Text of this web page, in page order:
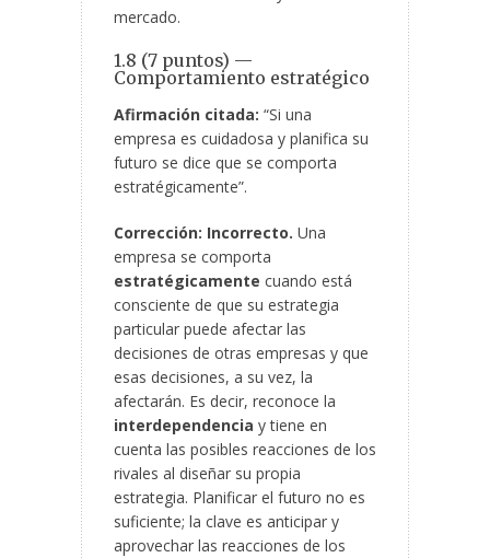
mercado.
1.8 (7 puntos) —
Comportamiento estratégico
Afirmación citada: “Si una
empresa es cuidadosa y planifica su
futuro se dice que se comporta
estratégicamente”.
Corrección: Incorrecto. Una
empresa se comporta
estratégicamente cuando está
consciente de que su estrategia
particular puede afectar las
decisiones de otras empresas y que
esas decisiones, a su vez, la
afectarán. Es decir, reconoce la
interdependencia y tiene en
cuenta las posibles reacciones de los
rivales al diseñar su propia
estrategia. Planificar el futuro no es
suficiente; la clave es anticipar y
aprovechar las reacciones de los